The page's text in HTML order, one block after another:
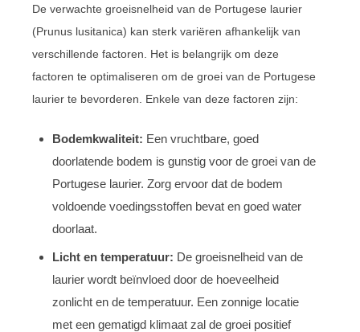
De verwachte groeisnelheid van de Portugese laurier
(Prunus lusitanica) kan sterk variëren afhankelijk van
verschillende factoren. Het is belangrijk om deze
factoren te optimaliseren om de groei van de Portugese
laurier te bevorderen. Enkele van deze factoren zijn:
Bodemkwaliteit: Een vruchtbare, goed
doorlatende bodem is gunstig voor de groei van de
Portugese laurier. Zorg ervoor dat de bodem
voldoende voedingsstoffen bevat en goed water
doorlaat.
Licht en temperatuur: De groeisnelheid van de
laurier wordt beïnvloed door de hoeveelheid
zonlicht en de temperatuur. Een zonnige locatie
met een gematigd klimaat zal de groei positief